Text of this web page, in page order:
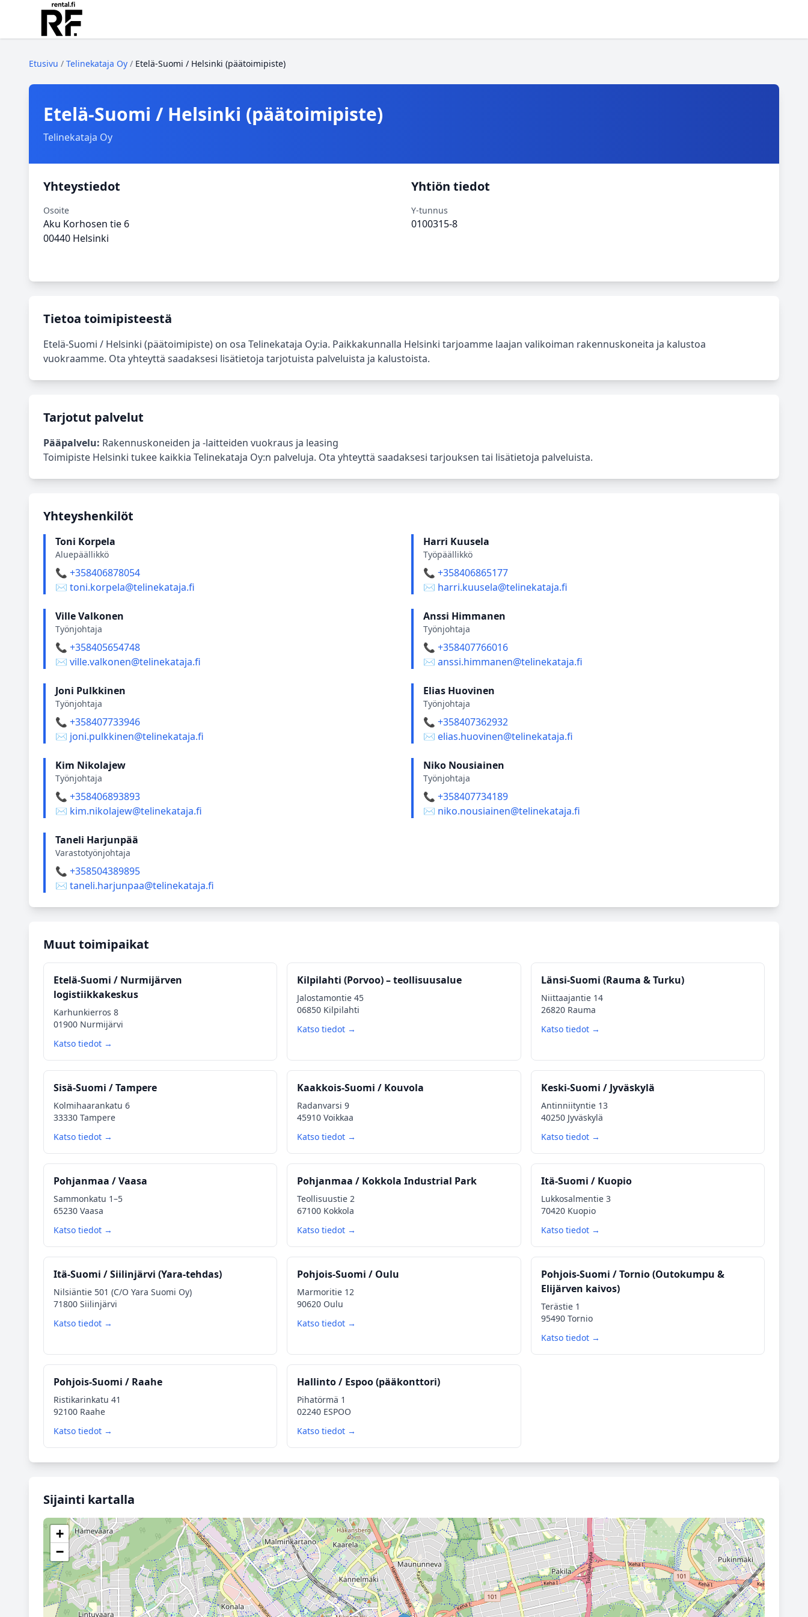
Etusivu / Telinekataja Oy / Etelä‑Suomi / Helsinki (päätoimipiste)
Etelä‑Suomi / Helsinki (päätoimipiste)
Telinekataja Oy
Yhteystiedot
Osoite
Aku Korhosen tie 6
00440 Helsinki
Yhtiön tiedot
Y-tunnus
0100315-8
Tietoa toimipisteestä
Etelä‑Suomi / Helsinki (päätoimipiste) on osa Telinekataja Oy:ia. Paikkakunnalla Helsinki tarjoamme laajan valikoiman rakennuskoneita ja kalustoa
vuokraamme. Ota yhteyttä saadaksesi lisätietoja tarjotuista palveluista ja kalustoista.
Tarjotut palvelut
Pääpalvelu: Rakennuskoneiden ja -laitteiden vuokraus ja leasing
Toimipiste Helsinki tukee kaikkia Telinekataja Oy:n palveluja. Ota yhteyttä saadaksesi tarjouksen tai lisätietoja palveluista.
Yhteyshenkilöt
Toni Korpela
Aluepäällikkö
📞 +358406878054
✉️ toni.korpela@telinekataja.fi
Harri Kuusela
Työpäällikkö
📞 +358406865177
✉️ harri.kuusela@telinekataja.fi
Ville Valkonen
Työnjohtaja
📞 +358405654748
✉️ ville.valkonen@telinekataja.fi
Anssi Himmanen
Työnjohtaja
📞 +358407766016
✉️ anssi.himmanen@telinekataja.fi
Joni Pulkkinen
Työnjohtaja
📞 +358407733946
✉️ joni.pulkkinen@telinekataja.fi
Elias Huovinen
Työnjohtaja
📞 +358407362932
✉️ elias.huovinen@telinekataja.fi
Kim Nikolajew
Työnjohtaja
📞 +358406893893
✉️ kim.nikolajew@telinekataja.fi
Niko Nousiainen
Työnjohtaja
📞 +358407734189
✉️ niko.nousiainen@telinekataja.fi
Taneli Harjunpää
Varastotyönjohtaja
📞 +358504389895
✉️ taneli.harjunpaa@telinekataja.fi
Muut toimipaikat
Etelä‑Suomi / Nurmijärven
logistiikkakeskus
Karhunkierros 8
01900 Nurmijärvi
Katso tiedot →
Kilpilahti (Porvoo) – teollisuusalue
Jalostamontie 45
06850 Kilpilahti
Katso tiedot →
Länsi‑Suomi (Rauma & Turku)
Niittaajantie 14
26820 Rauma
Katso tiedot →
Sisä‑Suomi / Tampere
Kolmihaarankatu 6
33330 Tampere
Katso tiedot →
Kaakkois‑Suomi / Kouvola
Radanvarsi 9
45910 Voikkaa
Katso tiedot →
Keski‑Suomi / Jyväskylä
Antinniityntie 13
40250 Jyväskylä
Katso tiedot →
Pohjanmaa / Vaasa
Sammonkatu 1–5
65230 Vaasa
Katso tiedot →
Pohjanmaa / Kokkola Industrial Park
Teollisuustie 2
67100 Kokkola
Katso tiedot →
Itä‑Suomi / Kuopio
Lukkosalmentie 3
70420 Kuopio
Katso tiedot →
Itä‑Suomi / Siilinjärvi (Yara‑tehdas)
Nilsiäntie 501 (C/O Yara Suomi Oy)
71800 Siilinjärvi
Katso tiedot →
Pohjois‑Suomi / Oulu
Marmoritie 12
90620 Oulu
Katso tiedot →
Pohjois‑Suomi / Tornio (Outokumpu &
Elijärven kaivos)
Terästie 1
95490 Tornio
Katso tiedot →
Pohjois‑Suomi / Raahe
Ristikarinkatu 41
92100 Raahe
Katso tiedot →
Hallinto / Espoo (pääkonttori)
Pihatörmä 1
02240 ESPOO
Katso tiedot →
Sijainti kartalla
+
−